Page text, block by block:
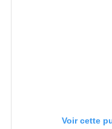
Voir cette